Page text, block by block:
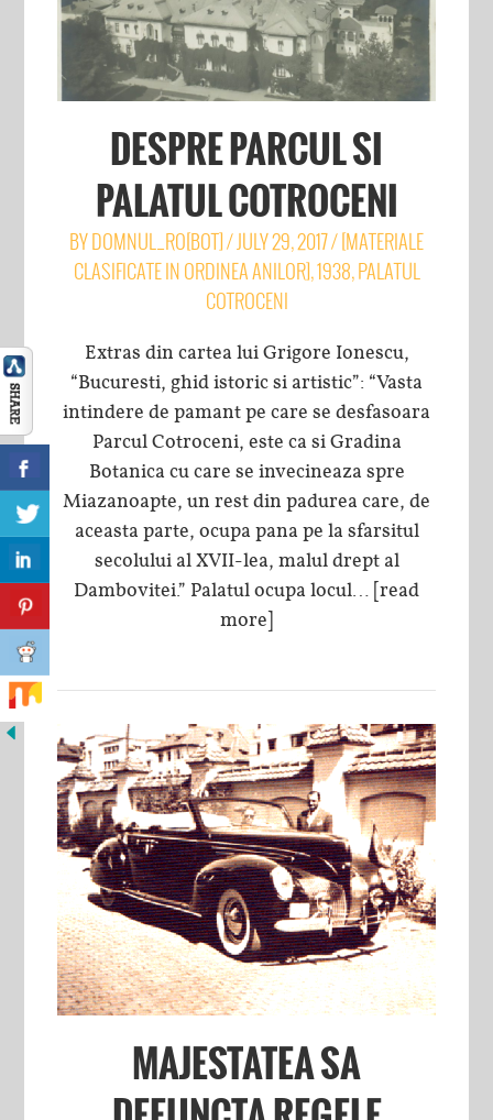
DESPRE PARCUL SI
PALATUL COTROCENI
BYDOMNUL_RO[BOT]/ JULY 29, 2017/[MATERIALE
CLASIFICATE IN ORDINEA ANILOR],1938,PALATUL
COTROCENI
Extras din cartea lui Grigore Ionescu,
“Bucuresti, ghid istoric si artistic”: “Vasta
intindere de pamant pe care se desfasoara
Parcul Cotroceni, este ca si Gradina
Botanica cu care se invecineaza spre
Miazanoapte, un rest din padurea care, de
aceasta parte, ocupa pana pe la sfarsitul
secolului al XVII-lea, malul drept al
Dambovitei.” Palatul ocupa locul… [read
more]
MAJESTATEA SA